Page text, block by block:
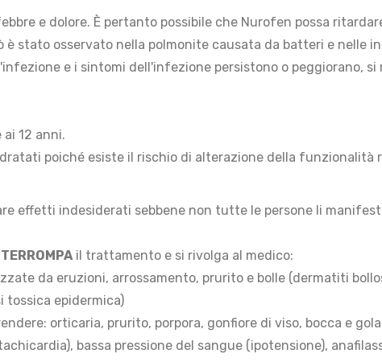
e dolore. È pertanto possibile che Nurofen possa
è stato osservato nella polmonite causata da batteri e nelle
e i sintomi dell'infezione persistono o peggiorano,
12 anni.
poiché esiste il rischio di alterazione della funzionalità
effetti indesiderati sebbene non tutte le persone li
il trattamento e si rivolga al medico:
da eruzioni, arrossamento, prurito e bolle (dermatiti
tossica epidermica)
orticaria, prurito, porpora, gonfiore di viso, bocca e
bassa pressione del sangue (ipotensione),